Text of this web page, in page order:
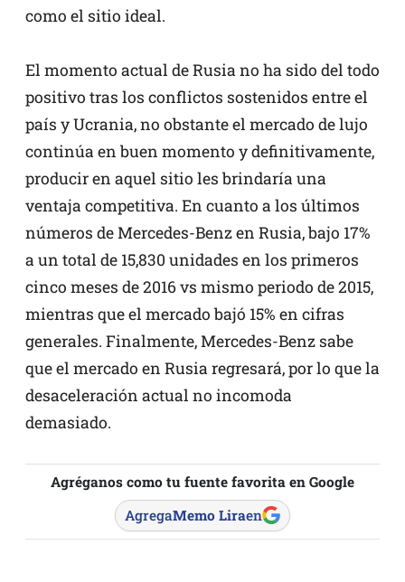
como el sitio ideal.
El momento actual de Rusia no ha sido del todo
positivo tras los conflictos sostenidos entre el
país y Ucrania, no obstante el mercado de lujo
continúa en buen momento y definitivamente,
producir en aquel sitio les brindaría una
ventaja competitiva. En cuanto a los últimos
números de Mercedes-Benz en Rusia, bajo 17%
a un total de 15,830 unidades en los primeros
cinco meses de 2016 vs mismo periodo de 2015,
mientras que el mercado bajó 15% en cifras
generales. Finalmente, Mercedes-Benz sabe
que el mercado en Rusia regresará, por lo que la
desaceleración actual no incomoda
demasiado.
Agréganos como tu fuente favorita en Google
AgregaMemo Liraen